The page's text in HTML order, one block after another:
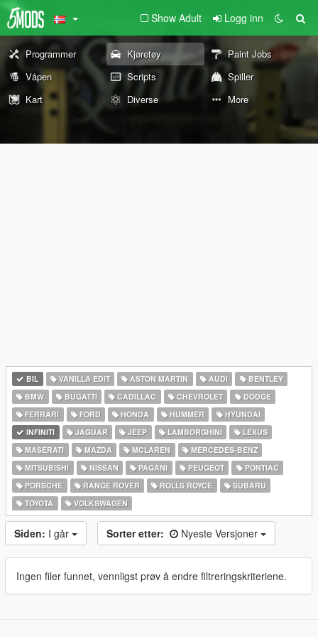
Show Adult Logg inn
Programmer Kjøretøy
Paint Jobs
Våpen
Scripts
Spiller
Kart
Diverse More
BIL VANILLA EDIT ASTON MARTIN AUDI
BENTLEY
BMW
BUGATTI CADILLAC CHEVROLET
DODGE
FERRARI
FORD HONDA HUMMER
HYUNDAI
INFINITI
JAGUAR JEEP LAMBORGHINI
LEXUS
MASERATI
MAZDA MCLAREN
MERCEDES-BENZ
MITSUBISHI
NISSAN PAGANI PEUGEOT
PONTIAC
PORSCHE
RANGE ROVER ROLLS ROYCE
SUBARU
TOYOTA
VOLKSWAGEN
Siden: I går Sorter etter: Nyeste Versjoner
Ingen filer funnet, vennligst prøv å endre filtreringskriteriene.